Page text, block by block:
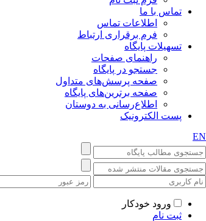
تماس با ما
اطلاعات تماس
فرم برقراری ارتباط
تسهیلات پایگاه
راهنمای صفحات
جستجو در پایگاه
صفحه پرسش‌های متداول
صفحه برترین‌های پایگاه
اطلاع‌رسانی به دوستان
پست الکترونیک
EN
ورود خودکار
ثبت نام